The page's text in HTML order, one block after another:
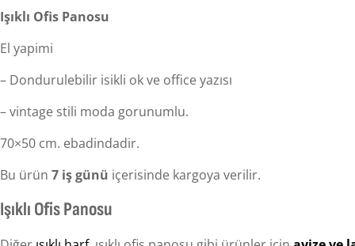
Işıklı Ofis Panosu
El yapimi
– Dondurulebilir isikli ok ve office yazısı
– vintage stili moda gorunumlu.
70×50 cm. ebadindadir.
Bu ürün 7 iş günü içerisinde kargoya verilir.
Işıklı Ofis Panosu